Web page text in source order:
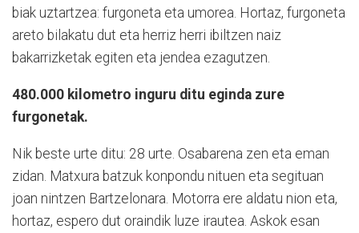
biak uztartzea: furgoneta eta umorea. Hortaz, furgoneta
areto bilakatu dut eta herriz herri ibiltzen naiz
bakarrizketak egiten eta jendea ezagutzen.
480.000 kilometro inguru ditu eginda zure
furgonetak.
Nik beste urte ditu: 28 urte. Osabarena zen eta eman
zidan. Matxura batzuk konpondu nituen eta segituan
joan nintzen Bartzelonara. Motorra ere aldatu nion eta,
hortaz, espero dut oraindik luze irautea. Askok esan